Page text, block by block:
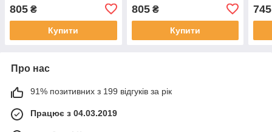
805 ₴
Купити
805₴
Купити
745
Про нас
91% позитивних з 199 відгуків за рік
Працює з 04.03.2019